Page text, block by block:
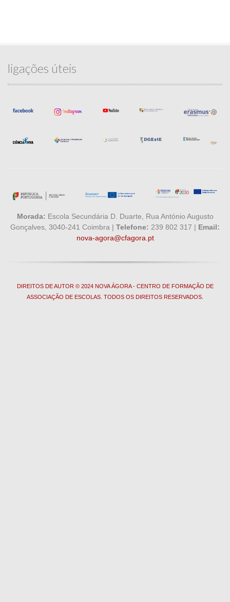
ligações úteis
Morada: Escola Secundária D. Duarte, Rua António Augusto
Gonçalves, 3040-241 Coimbra | Telefone: 239 802 317 | Email:
nova-agora@cfagora.pt
DIREITOS DE AUTOR © 2024 NOVA ÁGORA - CENTRO DE FORMAÇÃO DE
ASSOCIAÇÃO DE ESCOLAS. TODOS OS DIREITOS RESERVADOS.